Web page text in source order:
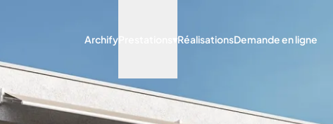
ArchifyPrestations RéalisationsDemande en ligne